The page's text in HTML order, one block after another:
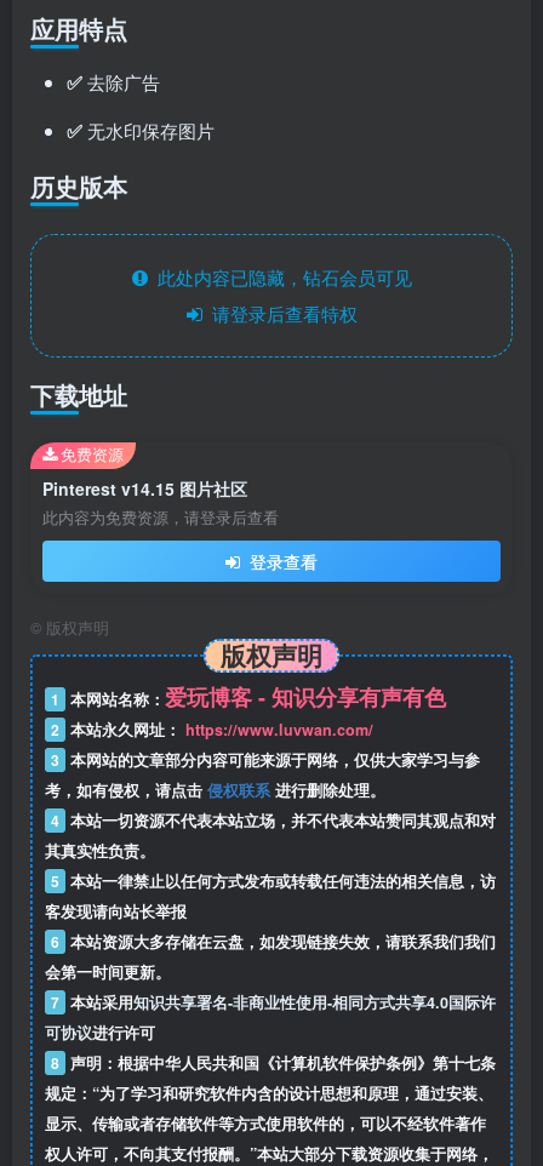
应用特点
✅去除广告
✅无水印保存图片
历史版本
此处内容已隐藏，钻石会员可见
请登录后查看特权
下载地址
Pinterest v14.15 图片社区
此内容为免费资源，请登录后查看
登录查看
免费资源
© 版权声明
版权声明
1 本网站名称： 爱玩博客 - 知识分享有声有色
2 本站永久网址： https://www.luvwan.com/
3 本网站的文章部分内容可能来源于网络，仅供大家学习与参
考，如有侵权，请点击 侵权联系 进行删除处理。
4 本站一切资源不代表本站立场，并不代表本站赞同其观点和对
其真实性负责。
5 本站一律禁止以任何方式发布或转载任何违法的相关信息，访
客发现请向站长举报
6 本站资源大多存储在云盘，如发现链接失效，请联系我们我们
会第一时间更新。
7 本站采用知识共享署名-非商业性使用-相同方式共享4.0国际许
可协议进行许可
8 声明：根据中华人民共和国《计算机软件保护条例》第十七条
规定：“为了学习和研究软件内含的设计思想和原理，通过安装、
显示、传输或者存储软件等方式使用软件的，可以不经软件著作
权人许可，不向其支付报酬。”本站大部分下载资源收集于网络，